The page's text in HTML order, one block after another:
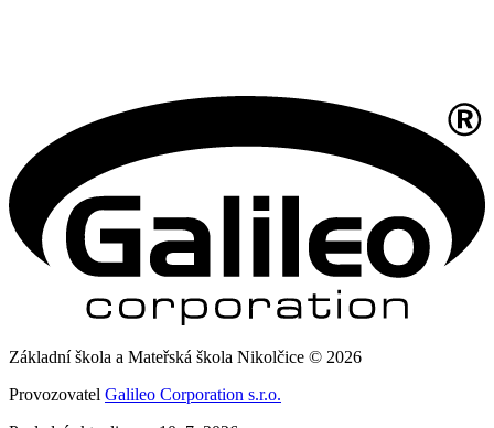
Základní škola a Mateřská škola Nikolčice © 2026
Provozovatel Galileo Corporation s.r.o.